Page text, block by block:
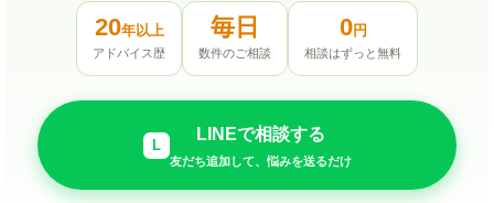
20年以上
アドバイス歴
毎日
数件のご相談
0円
相談はずっと無料
L
LINEで相談する
友だち追加して、悩みを送るだけ